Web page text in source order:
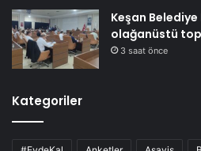
Keşan
olağanüstü
3 saat önce
Kategoriler